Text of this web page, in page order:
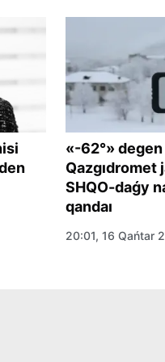
«-62°» degen
Qazgıdromet
SHQO-daǵy
qandaı
20:01, 16 Qańtar